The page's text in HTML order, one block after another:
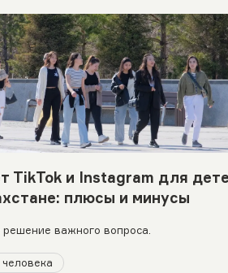
TikTok и Instagram для
плюсы и минусы
решение важного вопроса.